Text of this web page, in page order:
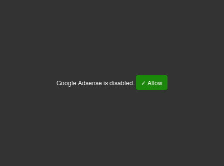
Google Adsense is disabled. ✓ Allow